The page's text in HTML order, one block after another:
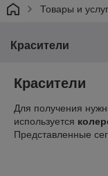
Товары и
Красители
Красители
Для получения
используется
Представленные
латексов,